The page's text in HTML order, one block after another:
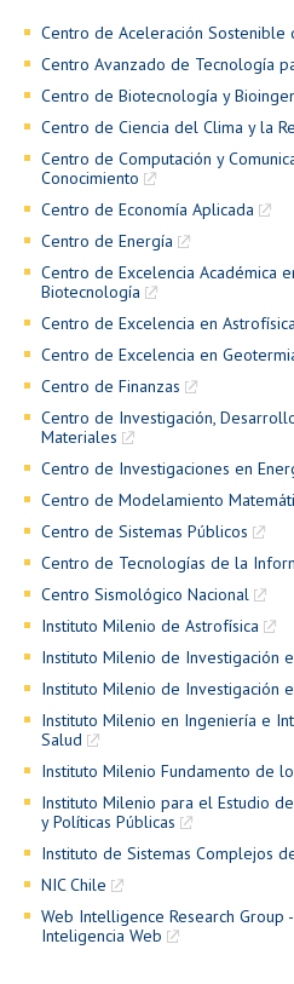
Centro de Aceleración Sostenible
Centro Avanzado de Tecnología
Centro de Biotecnología y
Centro de Ciencia del Clima y la
Centro de Computación y
Conocimiento
Centro de Economía Aplicada
Centro de Energía
Centro de Excelencia Académica
Biotecnología
Centro de Excelencia en
Centro de Excelencia en
Centro de Finanzas
Centro de Investigación,
Materiales
Centro de Investigaciones en
Centro de Modelamiento
Centro de Sistemas Públicos
Centro de Tecnologías de la
Centro Sismológico Nacional
Instituto Milenio de Astrofísica
Instituto Milenio de Investigación
Instituto Milenio de Investigación
Instituto Milenio en Ingeniería e
Salud
Instituto Milenio Fundamento de
Instituto Milenio para el Estudio
y Políticas Públicas
Instituto de Sistemas Complejos
NIC Chile
Web Intelligence Research Group
Inteligencia Web